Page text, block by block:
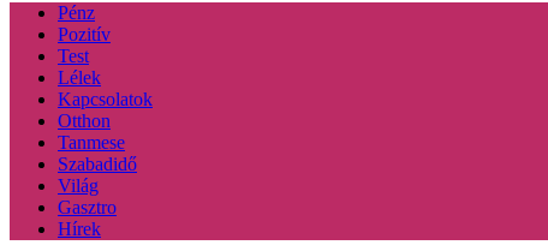
Pénz
Pozitív
Test
Lélek
Kapcsolatok
Otthon
Tanmese
Szabadidő
Világ
Gasztro
Hírek